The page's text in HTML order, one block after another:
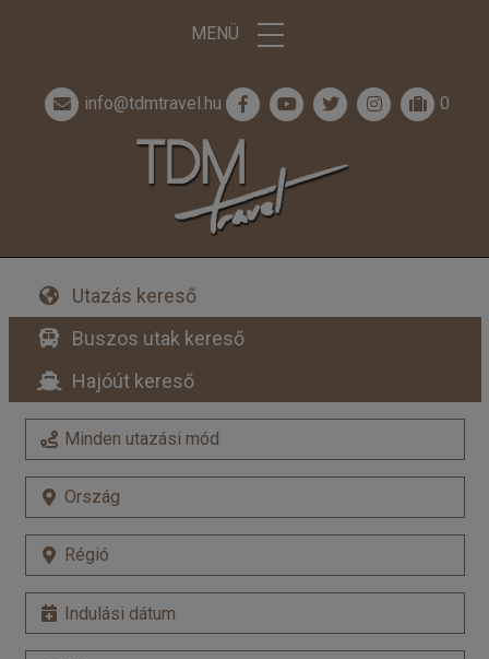
MENÜ
info@tdmtravel.hu 0
Utazás kereső
Buszos utak kereső
Hajóút kereső